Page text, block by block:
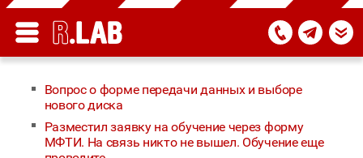
Вопрос о форме передачи данных и выборе
нового диска
Разместил заявку на обучение через форму
МФТИ. На связь никто не вышел. Обучение еще